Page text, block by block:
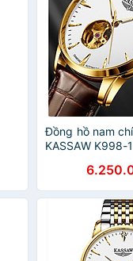
Đồng hồ nam
KASSAW K998-1